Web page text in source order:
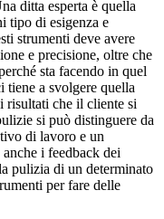
ditta esperta è quella
tipo di esigenza e
strumenti deve avere
e precisione, oltre che
sta facendo in quel
tiene a svolgere quella
risultati che il cliente si
si può distinguere da
di lavoro e un
i feedback dei
pulizia di un determinato
per fare delle